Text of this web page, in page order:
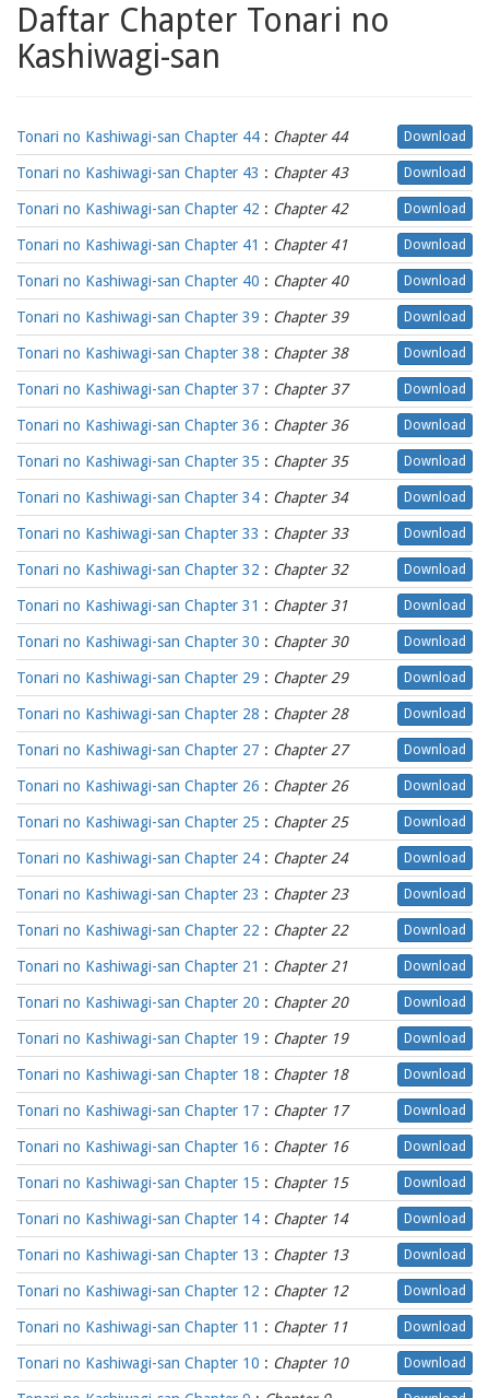
Daftar Chapter Tonari no
Kashiwagi-san
Tonari no Kashiwagi-san Chapter 44 : Chapter 44 Download
Tonari no Kashiwagi-san Chapter 43 : Chapter 43 Download
Tonari no Kashiwagi-san Chapter 42 : Chapter 42 Download
Tonari no Kashiwagi-san Chapter 41 : Chapter 41 Download
Tonari no Kashiwagi-san Chapter 40 : Chapter 40 Download
Tonari no Kashiwagi-san Chapter 39 : Chapter 39 Download
Tonari no Kashiwagi-san Chapter 38 : Chapter 38 Download
Tonari no Kashiwagi-san Chapter 37 : Chapter 37 Download
Tonari no Kashiwagi-san Chapter 36 : Chapter 36 Download
Tonari no Kashiwagi-san Chapter 35 : Chapter 35 Download
Tonari no Kashiwagi-san Chapter 34 : Chapter 34 Download
Tonari no Kashiwagi-san Chapter 33 : Chapter 33 Download
Tonari no Kashiwagi-san Chapter 32 : Chapter 32 Download
Tonari no Kashiwagi-san Chapter 31 : Chapter 31 Download
Tonari no Kashiwagi-san Chapter 30 : Chapter 30 Download
Tonari no Kashiwagi-san Chapter 29 : Chapter 29 Download
Tonari no Kashiwagi-san Chapter 28 : Chapter 28 Download
Tonari no Kashiwagi-san Chapter 27 : Chapter 27 Download
Tonari no Kashiwagi-san Chapter 26 : Chapter 26 Download
Tonari no Kashiwagi-san Chapter 25 : Chapter 25 Download
Tonari no Kashiwagi-san Chapter 24 : Chapter 24 Download
Tonari no Kashiwagi-san Chapter 23 : Chapter 23 Download
Tonari no Kashiwagi-san Chapter 22 : Chapter 22 Download
Tonari no Kashiwagi-san Chapter 21 : Chapter 21 Download
Tonari no Kashiwagi-san Chapter 20 : Chapter 20 Download
Tonari no Kashiwagi-san Chapter 19 : Chapter 19 Download
Tonari no Kashiwagi-san Chapter 18 : Chapter 18 Download
Tonari no Kashiwagi-san Chapter 17 : Chapter 17 Download
Tonari no Kashiwagi-san Chapter 16 : Chapter 16 Download
Tonari no Kashiwagi-san Chapter 15 : Chapter 15 Download
Tonari no Kashiwagi-san Chapter 14 : Chapter 14 Download
Tonari no Kashiwagi-san Chapter 13 : Chapter 13 Download
Tonari no Kashiwagi-san Chapter 12 : Chapter 12 Download
Tonari no Kashiwagi-san Chapter 11 : Chapter 11 Download
Tonari no Kashiwagi-san Chapter 10 : Chapter 10 Download